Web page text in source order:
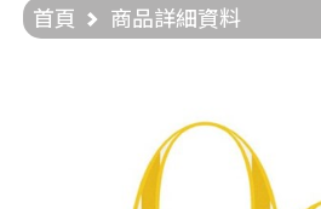
首頁 商品詳細資料